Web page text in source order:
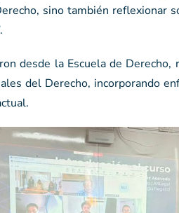
sino también reflexionar
desde la Escuela de
del Derecho, incorporando